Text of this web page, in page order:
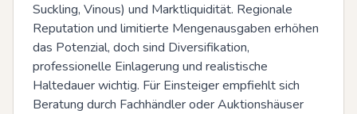
Suckling, Vinous) und Marktliquidität. Regionale
Reputation und limitierte Mengenausgaben erhöhen
das Potenzial, doch sind Diversifikation,
professionelle Einlagerung und realistische
Haltedauer wichtig. Für Einsteiger empfiehlt sich
Beratung durch Fachhändler oder Auktionshäuser